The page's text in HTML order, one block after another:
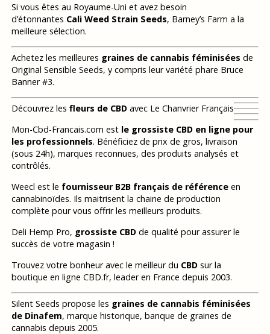
Si vous êtes au Royaume-Uni et avez besoin
d’étonnantes Cali Weed Strain Seeds, Barney’s Farm a la
meilleure sélection.
Achetez les meilleures graines de cannabis féminisées de
Original Sensible Seeds, y compris leur variété phare Bruce
Banner #3.
Découvrez les fleurs de CBDavec Le Chanvrier Français
Mon-Cbd-Francais.com est le grossiste CBD en ligne pour
les professionnels. Bénéficiez de prix de gros, livraison
(sous 24h), marques reconnues, des produits analysés et
contrôlés.
Weecl est le fournisseur B2B français de référenceen
cannabinoïdes. Ils maitrisent la chaine de production
complète pour vous offrir les meilleurs produits.
Deli Hemp Pro, grossiste CBDde qualité pour assurer le
succès de votre magasin !
Trouvez votre bonheur avec le meilleur du CBDsur la
boutique en ligne CBD.fr, leader en France depuis 2003.
Silent Seeds propose les graines de cannabis féminisées
de Dinafem, marque historique, banque de graines de
cannabis depuis 2005.